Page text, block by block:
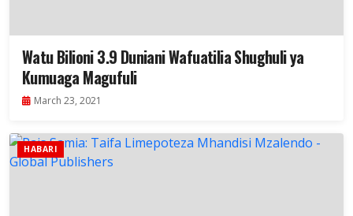
Watu Bilioni 3.9 Duniani Wafuatilia Shughuli ya
Kumuaga Magufuli
March 23, 2021
HABARI